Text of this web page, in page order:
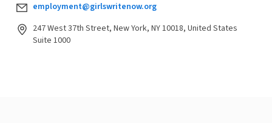
employment@girlswritenow.org
247 West 37th Street, New York, NY 10018, United States
Suite 1000